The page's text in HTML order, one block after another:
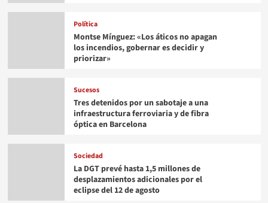
Política
Montse Mínguez: «Los áticos no apagan
los incendios, gobernar es decidir y
priorizar»
Sucesos
Tres detenidos por un sabotaje a una
infraestructura ferroviaria y de fibra
óptica en Barcelona
Sociedad
La DGT prevé hasta 1,5 millones de
desplazamientos adicionales por el
eclipse del 12 de agosto